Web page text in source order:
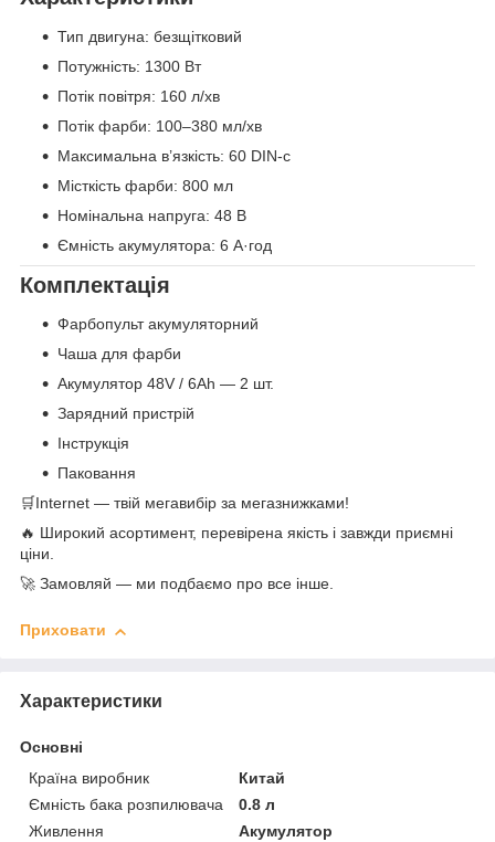
Тип двигуна: безщітковий
Потужність: 1300 Вт
Потік повітря: 160 л/хв
Потік фарби: 100–380 мл/хв
Максимальна в’язкість: 60 DIN-с
Місткість фарби: 800 мл
Номінальна напруга: 48 В
Ємність акумулятора: 6 А·год
Комплектація
Фарбопульт акумуляторний
Чаша для фарби
Акумулятор 48V / 6Ah — 2 шт.
Зарядний пристрій
Інструкція
Паковання
🛒Internet — твій мегавибір за мегазнижками!
🔥 Широкий асортимент, перевірена якість і завжди приємні
ціни.
🚀 Замовляй — ми подбаємо про все інше.
Приховати
Характеристики
Основні
Країна виробник
Китай
Ємність бака розпилювача
0.8 л
Живлення
Акумулятор